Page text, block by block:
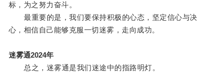
标，为之努力奋斗。
最重要的是，我们要保持积极的心态，坚定信心与决
心，相信自己能够克服一切迷雾，走向成功。
迷雾通2024年
总之，迷雾通是我们迷途中的指路明灯。